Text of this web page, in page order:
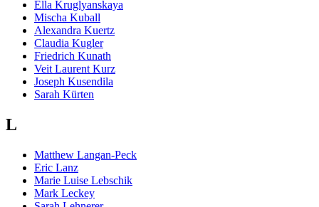
Ella Kruglyanskaya
Mischa Kuball
Alexandra Kuertz
Claudia Kugler
Friedrich Kunath
Veit Laurent Kurz
Joseph Kusendila
Sarah Kürten
L
Matthew Langan-Peck
Eric Lanz
Marie Luise Lebschik
Mark Leckey